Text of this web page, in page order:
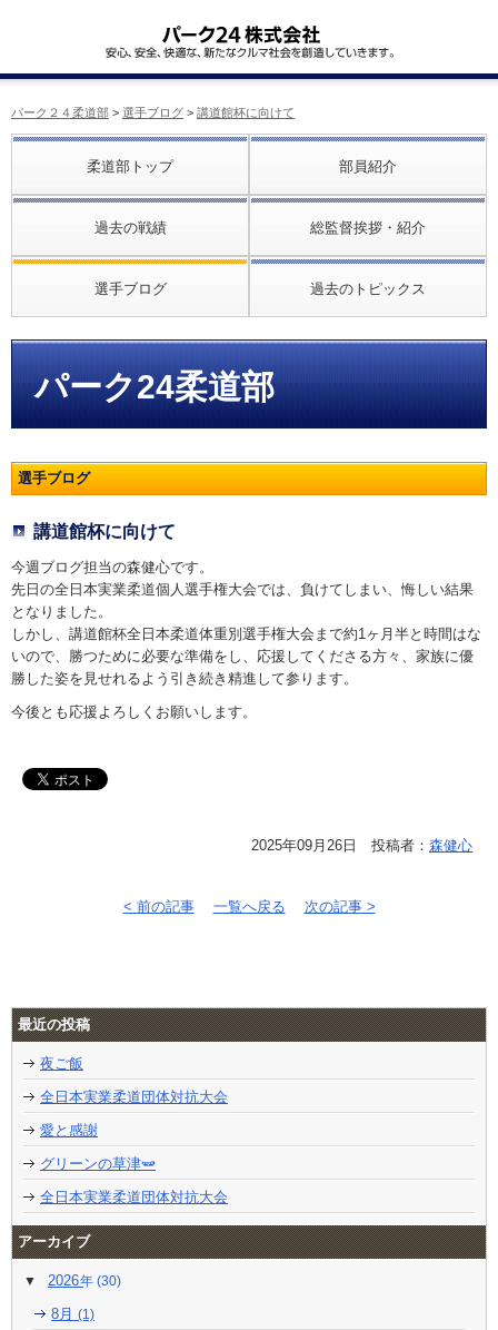
パーク２４柔道部 > 選手ブログ > 講道館杯に向けて
柔道部トップ 部員紹介
過去の戦績 総監督挨拶・紹介
選手ブログ 過去のトピックス
パーク24柔道部
選手ブログ
講道館杯に向けて
今週ブログ担当の森健心です。
先日の全日本実業柔道個人選手権大会では、負けてしまい、悔しい結果
となりました。
しかし、講道館杯全日本柔道体重別選手権大会まで約1ヶ月半と時間はな
いので、勝つために必要な準備をし、応援してくださる方々、家族に優
勝した姿を見せれるよう引き続き精進して参ります。
今後とも応援よろしくお願いします。
2025年09月26日 投稿者： 森健心
< 前の記事 一覧へ戻る 次の記事 >
最近の投稿
夜ご飯
全日本実業柔道団体対抗大会
愛と感謝
グリーンの草津🫛
全日本実業柔道団体対抗大会
アーカイブ
2026 (30)
8月 (1)